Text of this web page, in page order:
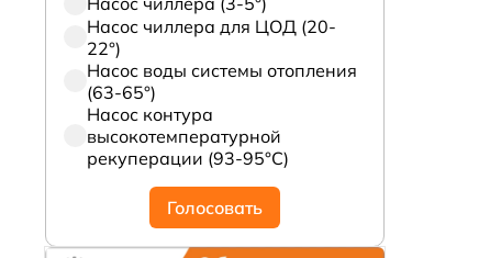
Насос чиллера для ЦОД (20-
22°)
Насос воды системы отопления
(63-65°)
Насос контура
высокотемпературной
рекуперации (93-95°С)
Голосовать